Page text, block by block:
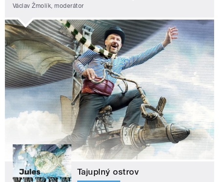
Václav Žmolík, moderátor
Tajuplný ostrov